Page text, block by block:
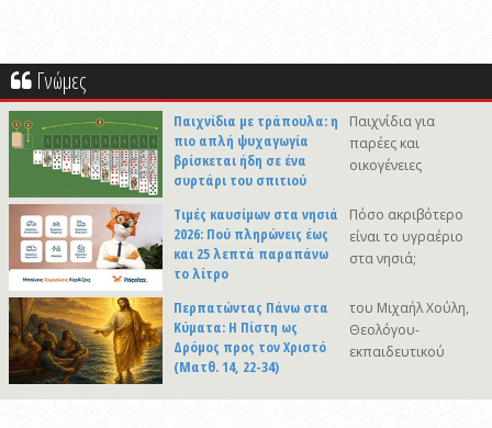
Γνώμες
Παιχνίδια με τράπουλα: η
πιο απλή ψυχαγωγία
βρίσκεται ήδη σε ένα
συρτάρι του σπιτιού
Παιχνίδια για
παρέες και
οικογένειες
Τιμές καυσίμων στα νησιά
2026: Πού πληρώνεις έως
και 25 λεπτά παραπάνω
το λίτρο
Πόσο ακριβότερο
είναι το υγραέριο
στα νησιά;
Περπατώντας Πάνω στα
Κύματα: Η Πίστη ως
Δρόμος προς τον Χριστό
(Ματθ. 14, 22-34)
του Μιχαήλ Χούλη,
Θεολόγου-
εκπαιδευτικού